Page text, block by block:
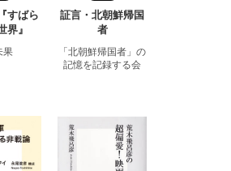
すばら
界』
果
証言・北朝鮮帰国
者
「北朝鮮帰国者」の
記憶を記録する会